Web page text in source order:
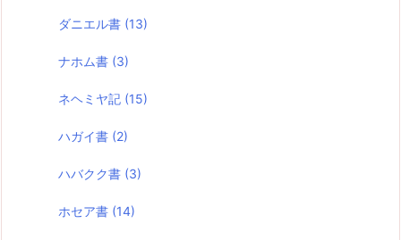
ダニエル書 (13)
ナホム書 (3)
ネヘミヤ記 (15)
ハガイ書 (2)
ハバクク書 (3)
ホセア書 (14)